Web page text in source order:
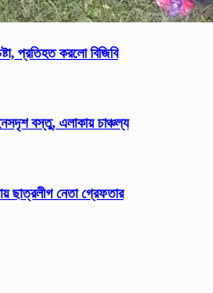
প্রতিহত করলো বিজিবি
বস্তু, এলাকায় চাঞ্চল্য
ছাত্রলীগ নেতা গ্রেফতার